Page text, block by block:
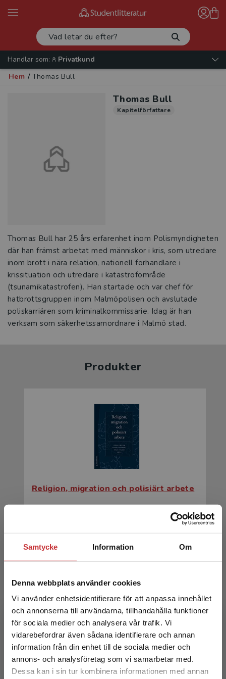
Samtycke Information Om
Denna webbplats använder cookies
Vi använder enhetsidentifierare för att anpassa innehållet
och annonserna till användarna, tillhandahålla funktioner
för sociala medier och analysera vår trafik. Vi
vidarebefordrar även sådana identifierare och annan
information från din enhet till de sociala medier och
annons- och analysföretag som vi samarbetar med.
Dessa kan i sin tur kombinera informationen med annan
Begränsad fraktregion
Handlar som:
Privatkund
Hem / Thomas Bull
Thomas Bull
Kapitelförfattare
Thomas Bull har 25 års erfarenhet inom Polismyndigheten
där han främst arbetat med människor i kris, som utredare
inom brott i nära relation, nationell förhandlare i
krissituation och utredare i katastrofområde
(tsunamikatastrofen). Han startade och var chef för
hatbrottsgruppen inom Malmöpolisen och avslutade
poliskarriären som kriminalkommissarie. Idag är han
verksam som säkerhetssamordnare i Malmö stad.
Produkter
Religion, migration och polisiärt arbete
Religion, migration och polisiärt arbete
Larsson, Göran m.fl. (red.)